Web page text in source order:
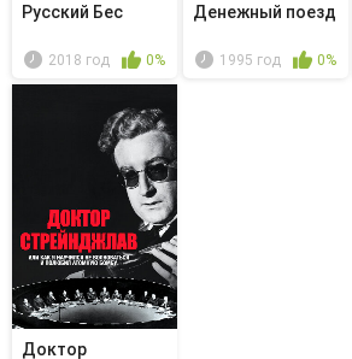
Русский Бес
2018 год 0%
Денежный поезд
1995 год 0%
Доктор